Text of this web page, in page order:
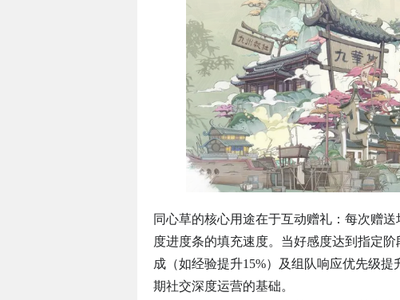
同心草的核心用途在于互动赠礼：每次赠
度进度条的填充速度。当好感度达到指定
成（如经验提升15%）及组队响应优先级
期社交深度运营的基础。